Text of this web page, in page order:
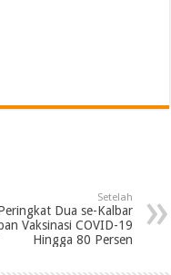
Setelah
Dua se-Kalbar
Vaksinasi COVID-19
Hingga 80 Persen